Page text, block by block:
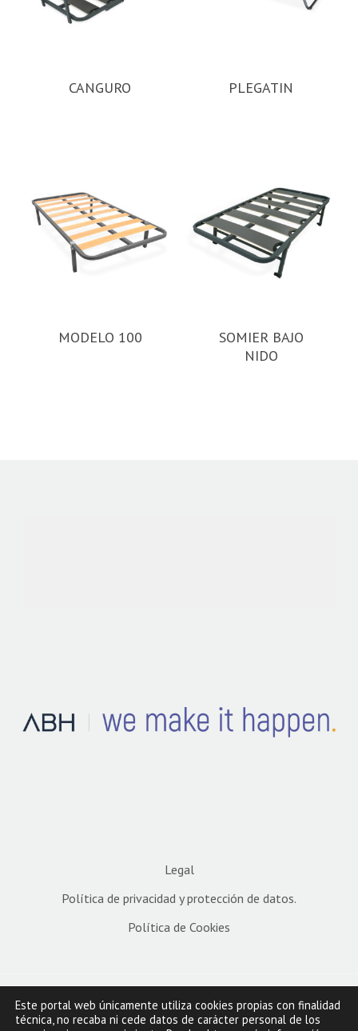
CANGURO PLEGATIN
MODELO 100
SOMIER BAJO
NIDO
Legal
Política de privacidad y protección de datos.
Política de Cookies
Este portal web únicamente utiliza cookies propias con finalidad
técnica, no recaba ni cede datos de carácter personal de los